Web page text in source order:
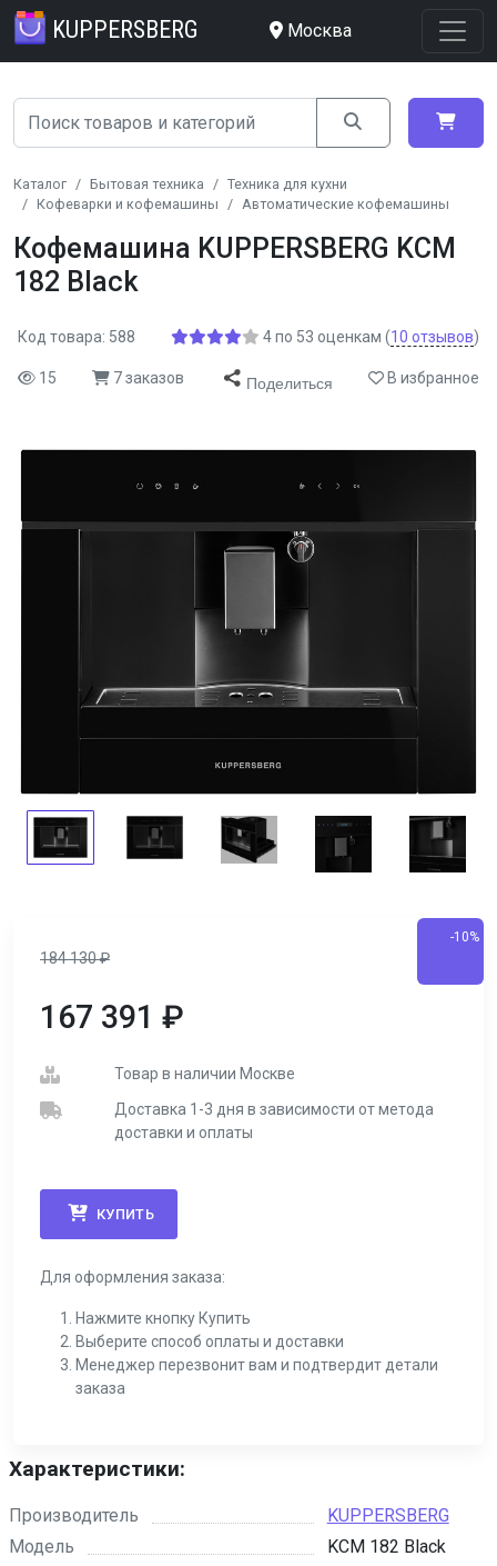
KUPPERSBERG Москва
Каталог Бытовая техника
Техника для кухни
Кофеварки и кофемашины
Автоматические кофемашины
Кофемашина KUPPERSBERG KCM
182 Black
Код товара: 588 4по 53 оценкам (10 отзывов)
15 7 заказов Поделиться В избранное
184 130₽
-10%
167 391 ₽
Товар в наличии Москве
Доставка 1-3 дня в зависимости от метода
доставки и оплаты
КУПИТЬ
Для оформления заказа:
Нажмите кнопку Купить
Выберите способ оплаты и доставки
Менеджер перезвонит вам и подтвердит детали
заказа
Характеристики:
Производитель
KUPPERSBERG
Модель
KCM 182 Black